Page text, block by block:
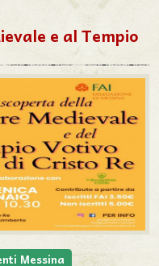
e al Tempio
Messina